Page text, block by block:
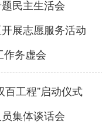
民主生活会
展志愿服务活动
作务虚会
百工程”启动仪式
集体谈话会